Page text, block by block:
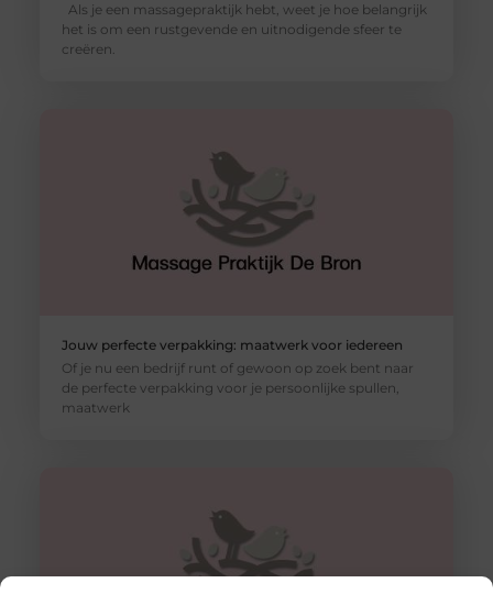
Als je een massagepraktijk hebt, weet je hoe belangrijk
het is om een rustgevende en uitnodigende sfeer te
creëren.
Jouw perfecte verpakking: maatwerk voor iedereen
Of je nu een bedrijf runt of gewoon op zoek bent naar
de perfecte verpakking voor je persoonlijke spullen,
maatwerk